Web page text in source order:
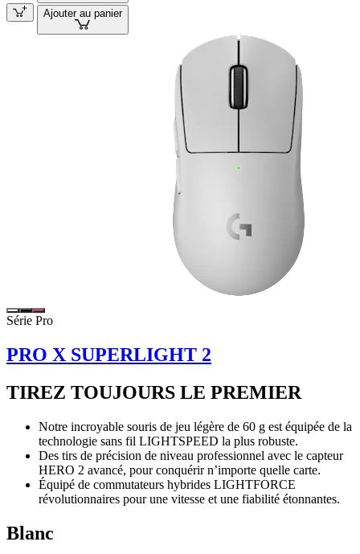
Ajouter au panier
Série Pro
PRO X SUPERLIGHT 2
TIREZ TOUJOURS LE PREMIER
Notre incroyable souris de jeu légère de 60 g est équipée de la
technologie sans fil LIGHTSPEED la plus robuste.
Des tirs de précision de niveau professionnel avec le capteur
HERO 2 avancé, pour conquérir n’importe quelle carte.
Équipé de commutateurs hybrides LIGHTFORCE
révolutionnaires pour une vitesse et une fiabilité étonnantes.
Blanc